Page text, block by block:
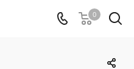
0